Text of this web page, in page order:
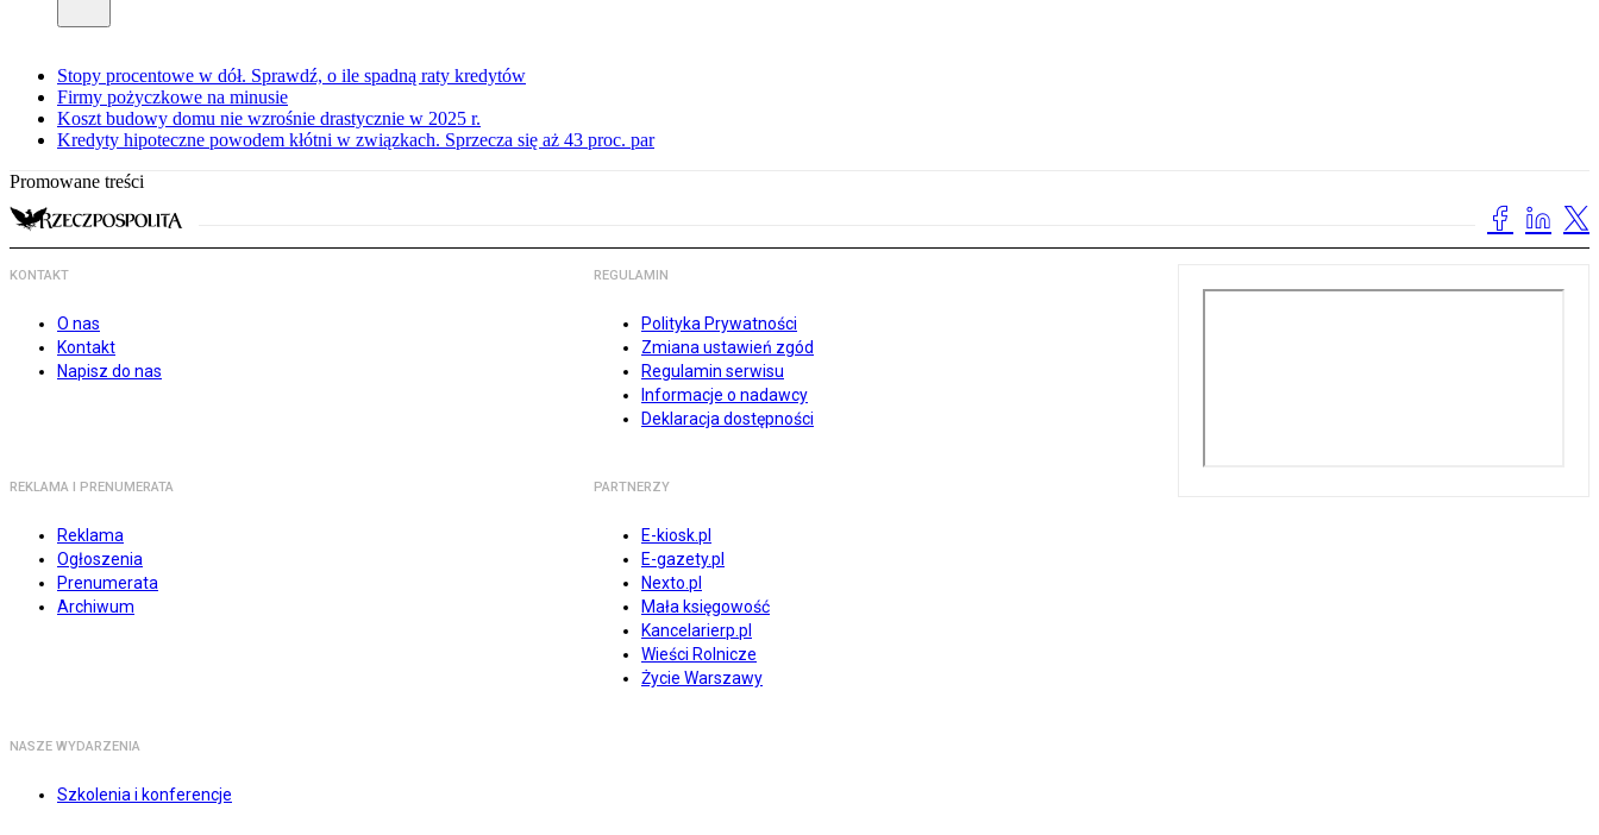
Stopy procentowe w dół. Sprawdź, o ile spadną raty kredytów
Firmy pożyczkowe na minusie
Koszt budowy domu nie wzrośnie drastycznie w 2025 r.
Kredyty hipoteczne powodem kłótni w związkach. Sprzecza się aż 43 proc. par
Promowane treści
KONTAKT
O nas
Kontakt
Napisz do nas
REGULAMIN
Polityka Prywatności
Zmiana ustawień zgód
Regulamin serwisu
Informacje o nadawcy
Deklaracja dostępności
REKLAMA I PRENUMERATA
Reklama
Ogłoszenia
Prenumerata
Archiwum
PARTNERZY
E-kiosk.pl
E-gazety.pl
Nexto.pl
Mała księgowość
Kancelarierp.pl
Wieści Rolnicze
Życie Warszawy
NASZE WYDARZENIA
Szkolenia i konferencje